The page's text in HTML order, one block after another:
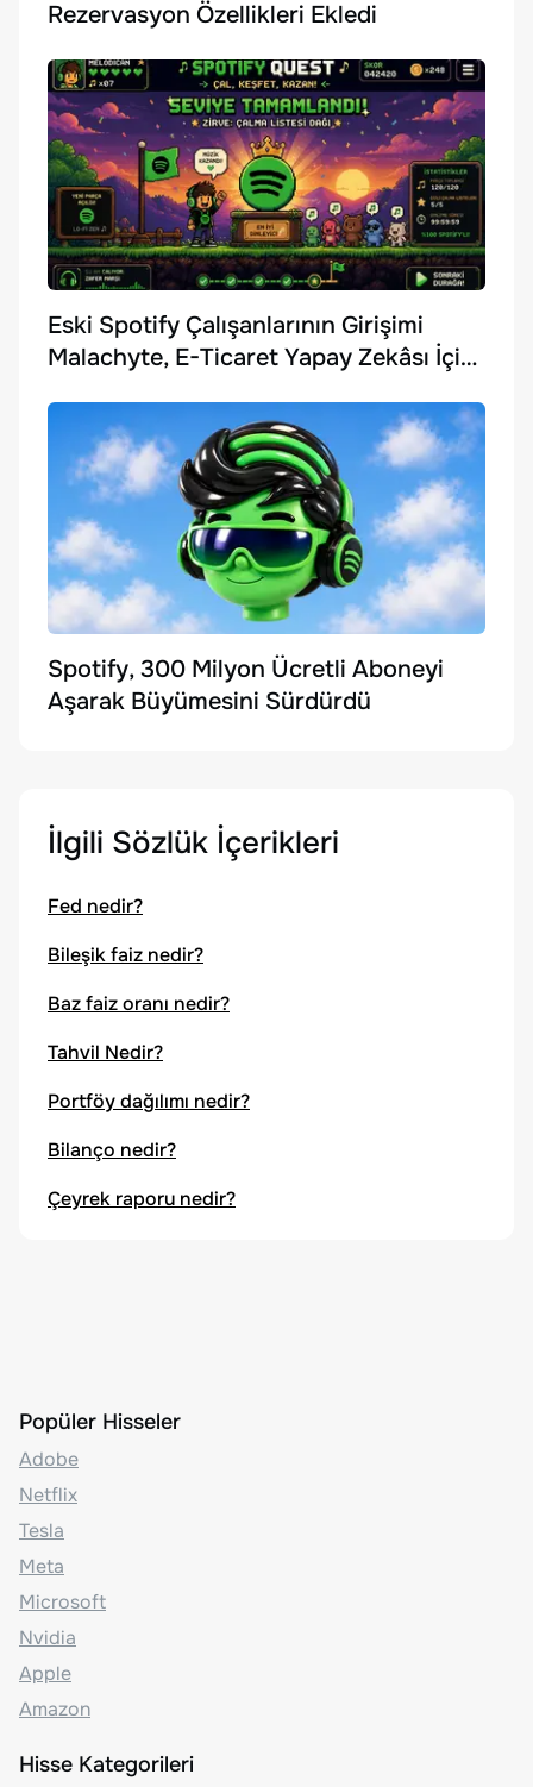
Rezervasyon Özellikleri Ekledi
Eski Spotify Çalışanlarının Girişimi
Malachyte, E-Ticaret Yapay Zekâsı İçin
Spotify, 300 Milyon Ücretli Aboneyi
Aşarak Büyümesini Sürdürdü
İlgili Sözlük İçerikleri
Fed nedir?
Bileşik faiz nedir?
Baz faiz oranı nedir?
Tahvil Nedir?
Portföy dağılımı nedir?
Bilanço nedir?
Çeyrek raporu nedir?
Popüler Hisseler
Adobe
Netflix
Tesla
Meta
Microsoft
Nvidia
Apple
Amazon
Hisse Kategorileri